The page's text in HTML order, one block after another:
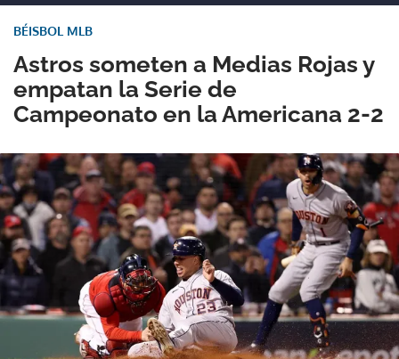
Astros someten a Medias Rojas y
empatan la Serie de
Campeonato en la Americana 2-2
BÉISBOL MLB